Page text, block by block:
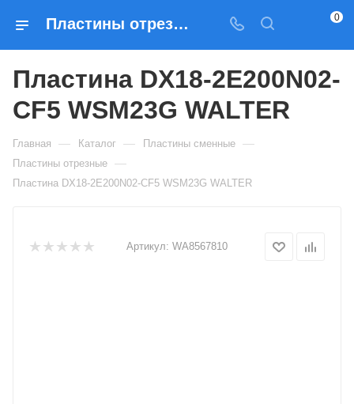
Пластины отрезные Пластина DX18-2E200N02-CF5 WSM23G WALTER — купить по выгодным ценам в Москве 0
Пластина DX18-2E200N02-
CF5 WSM23G WALTER
Главная — Каталог — Пластины сменные —
Пластины отрезные —
Пластина DX18-2E200N02-CF5 WSM23G WALTER
Артикул: WA8567810